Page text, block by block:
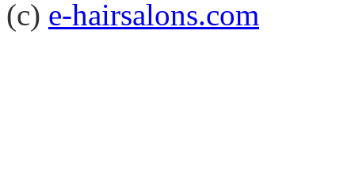
(c) e-hairsalons.com